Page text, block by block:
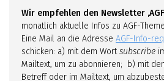
Wir empfehlen den Newsletter
monatlich aktuelle Infos zu AGF-
Eine Mail an die Adresse AGF-Info-
schicken: a) mit dem Wortsubscribe
Mailtext, um zu abonnieren; b) mit
Betreff oder im Mailtext, um